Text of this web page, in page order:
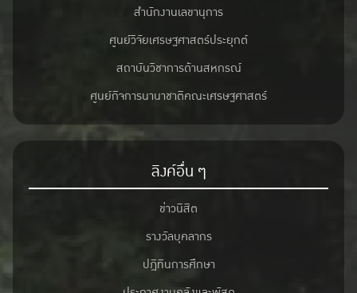
สำนักงานเลขานุการ
ศูนย์วิจัยเศรษฐศาสตร์ประยุกต์
สถาบันวิชาการด้านสหกรณ์
ศูนย์กิจการนานาชาติคณะเศรษฐศาสตร์
ลิงค์อื่น ๆ
ข่าวนิสิต
รางวัลบุคลากร
ปฎิทินการศึกษา